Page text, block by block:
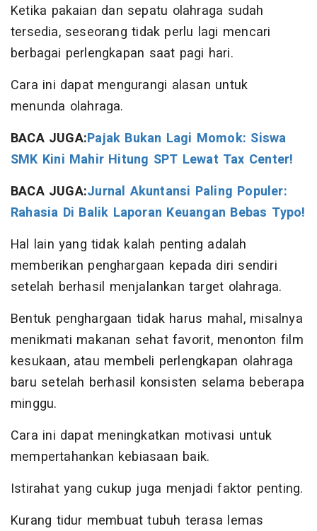
Ketika pakaian dan sepatu olahraga sudah
tersedia, seseorang tidak perlu lagi mencari
berbagai perlengkapan saat pagi hari.
Cara ini dapat mengurangi alasan untuk
menunda olahraga.
BACA JUGA:Pajak Bukan Lagi Momok: Siswa
SMK Kini Mahir Hitung SPT Lewat Tax Center!
BACA JUGA:Jurnal Akuntansi Paling Populer:
Rahasia Di Balik Laporan Keuangan Bebas Typo!
Hal lain yang tidak kalah penting adalah
memberikan penghargaan kepada diri sendiri
setelah berhasil menjalankan target olahraga.
Bentuk penghargaan tidak harus mahal, misalnya
menikmati makanan sehat favorit, menonton film
kesukaan, atau membeli perlengkapan olahraga
baru setelah berhasil konsisten selama beberapa
minggu.
Cara ini dapat meningkatkan motivasi untuk
mempertahankan kebiasaan baik.
Istirahat yang cukup juga menjadi faktor penting.
Kurang tidur membuat tubuh terasa lemas